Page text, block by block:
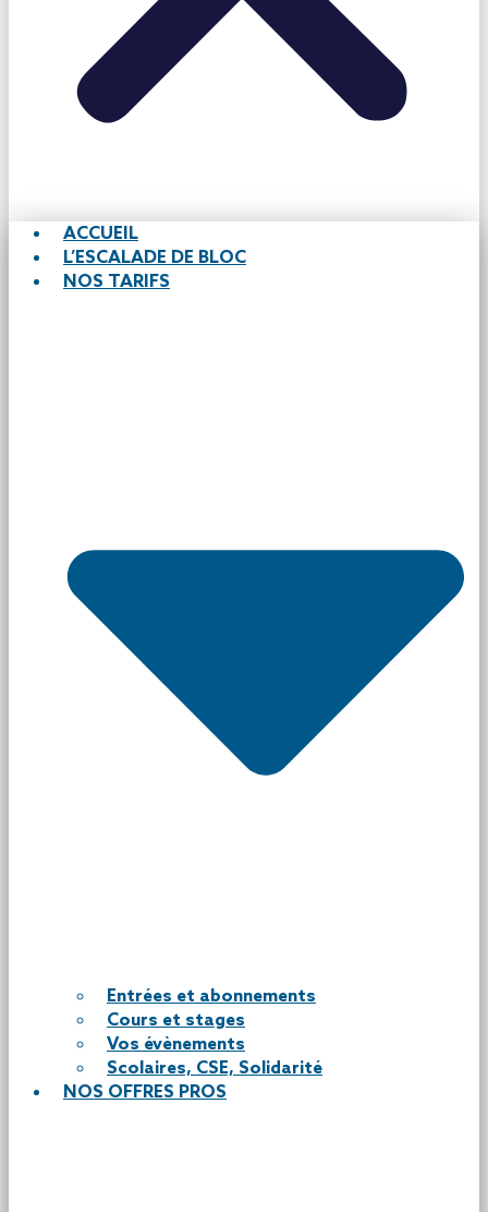
ACCUEIL
L’ESCALADE DE BLOC
NOS TARIFS
Entrées et abonnements
Cours et stages
Vos évènements
Scolaires, CSE, Solidarité
NOS OFFRES PROS